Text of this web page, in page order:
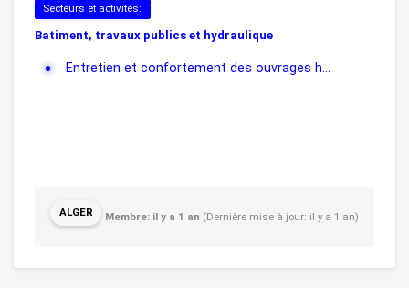
Secteurs et activités:
Batiment, travaux publics et hydraulique
Entretien et confortement des ouvrages h...
ALGER Membre: il y a 1 an (Dernière mise à jour: il y a 1 an)